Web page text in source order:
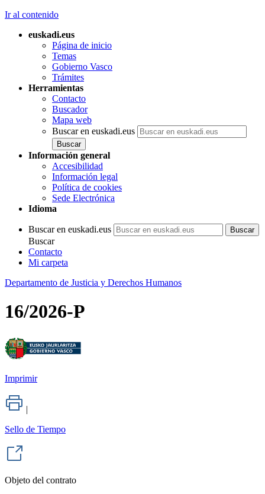
Ir al contenido
euskadi.eus
Página de inicio
Temas
Gobierno Vasco
Trámites
Herramientas
Contacto
Buscador
Mapa web
Buscar en euskadi.eus
Información general
Accesibilidad
Información legal
Política de cookies
Sede Electrónica
Idioma
Buscar en euskadi.eus
Buscar
Contacto
Mi carpeta
Departamento de Justicia y Derechos Humanos
16/2026-P
Imprimir
|
Sello de Tiempo
Objeto del contrato